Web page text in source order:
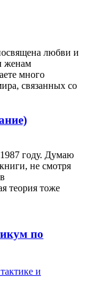
любви и
женам
много
связанных со
году. Думаю
не смотря
теория тоже
по